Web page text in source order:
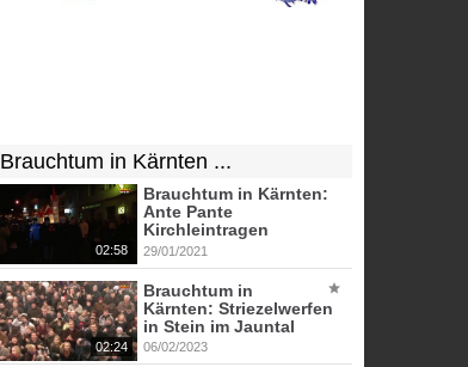
Brauchtum in Kärnten ...
02:58
Brauchtum in Kärnten:
Ante Pante
Kirchleintragen
29/01/2021
02:24
Brauchtum in
Kärnten: Striezelwerfen
in Stein im Jauntal
06/02/2023